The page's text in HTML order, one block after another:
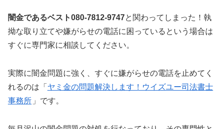
闇金であるベスト080-7812-9747と関わってしまった！執
拗な取り立てや嫌がらせの電話に困っているという場合は
すぐに専門家に相談してください。
実際に闇金問題に強く、すぐに嫌がらせの電話を止めてく
れるのは「 ヤミ金の問題解決します！ウイズユー司法書士
事務所 」です。